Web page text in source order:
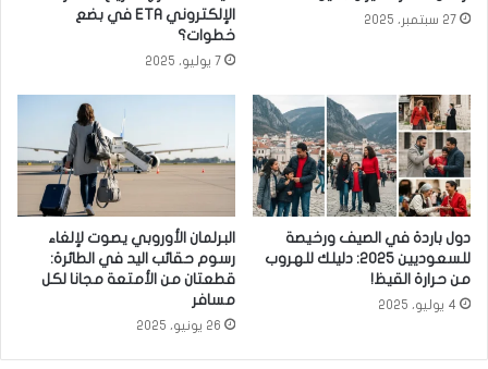
27 سبتمبر، 2025
الإلكتروني ETA في بضع
خطوات؟
7 يوليو، 2025
دول باردة في الصيف ورخيصة
للسعوديين 2025: دليلك للهروب
من حرارة القيظ!
4 يوليو، 2025
البرلمان الأوروبي يصوت لإلغاء
رسوم حقائب اليد في الطائرة:
قطعتان من الأمتعة مجانا لكل
مسافر
26 يونيو، 2025